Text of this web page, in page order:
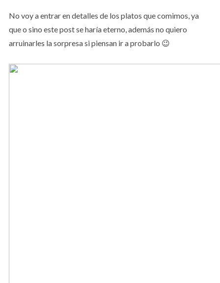
No voy a entrar en detalles de los platos que comimos, ya
que o sino este post se haría eterno, además no quiero
arruinarles la sorpresa si piensan ir a probarlo 😉